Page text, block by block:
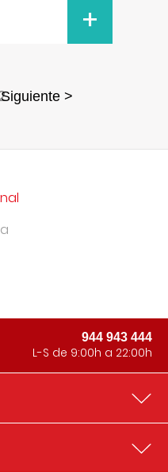
+
Siguiente >
944 943 444
L-S de 9:00h a 22:00h